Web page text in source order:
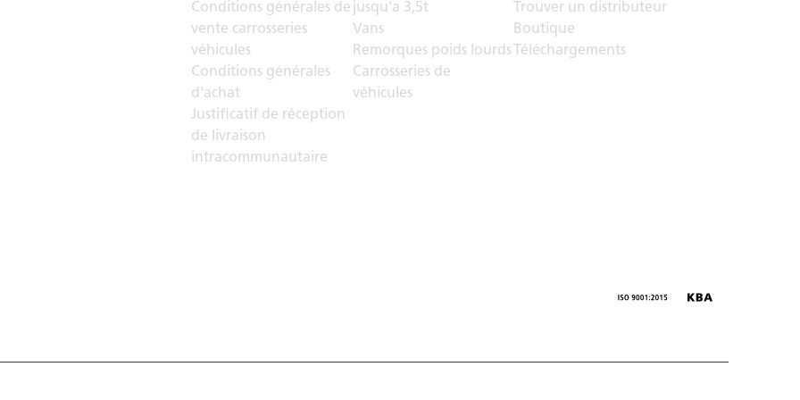
Conditions générales de
vente carrosseries
véhicules
Conditions générales
d'achat
Justificatif de réception
de livraison
intracommunautaire
jusqu'a 3,5t
Vans
Remorques poids lourds
Carrosseries de
véhicules
Trouver un distributeur
Boutique
Téléchargements